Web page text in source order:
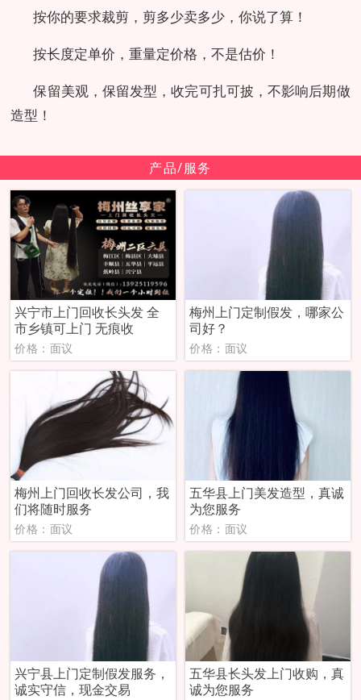
按你的要求裁剪，剪多少卖多少，你说了算！
按长度定单价，重量定价格，不是估价！
保留美观，保留发型，收完可扎可披，不影响后期做
造型！
产品/服务
兴宁市上门回收长头发 全
市乡镇可上门 无痕收
价格：面议
梅州上门定制假发，哪家公
司好？
价格：面议
梅州上门回收长发公司，我
们将随时服务
价格：面议
五华县上门美发造型，真诚
为您服务
价格：面议
兴宁县上门定制假发服务，
诚实守信，现金交易
五华县长头发上门收购，真
诚为您服务